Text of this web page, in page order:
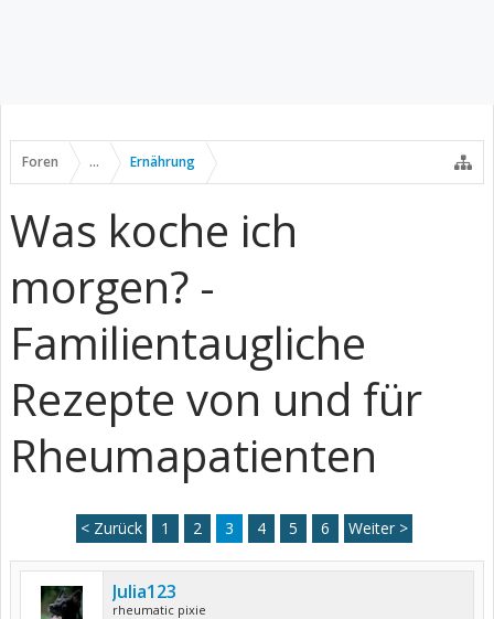
Foren ... Ernährung
Was koche ich
morgen? -
Familientaugliche
Rezepte von und für
Rheumapatienten
< Zurück 1 2 3 4 5 6 Weiter >
Julia123
rheumatic pixie